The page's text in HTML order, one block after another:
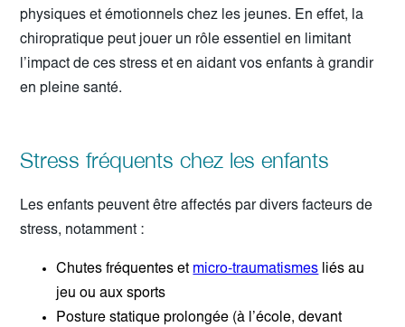
physiques et émotionnels chez les jeunes. En effet, la
chiropratique peut jouer un rôle essentiel en limitant
l’impact de ces stress et en aidant vos enfants à grandir
en pleine santé.
Stress fréquents chez les enfants
Les enfants peuvent être affectés par divers facteurs de
stress, notamment :
Chutes fréquentes et micro-traumatismes liés au
jeu ou aux sports
Posture statique prolongée (à l’école, devant